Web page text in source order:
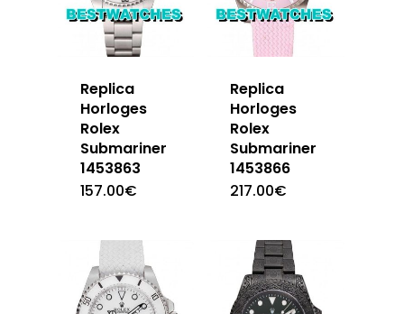
Replica
Horloges
Rolex
Submariner
1453863
157.00€
Replica
Horloges
Rolex
Submariner
1453866
217.00€